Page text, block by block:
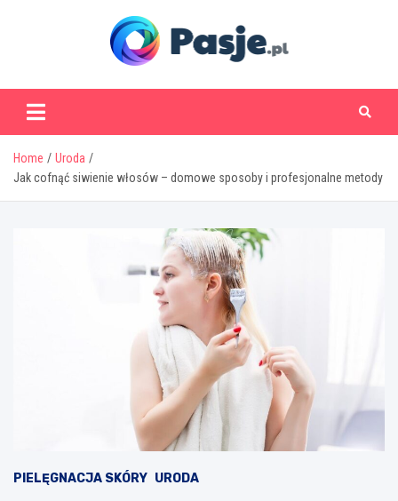
www.pasje.pl
Home
Uroda
Jak cofnąć siwienie włosów – domowe sposoby i profesjonalne metody
PIELĘGNACJA SKÓRY URODA